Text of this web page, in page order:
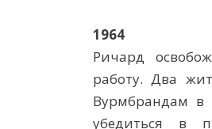
1964
Ричард
работу. Два
Вурмбрандам в
убедиться в